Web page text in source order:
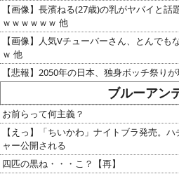
【画像】長濱ねる(27歳)の乳がヤバイと
ｗｗｗｗｗｗ 他
【画像】人気Vチューバーさん、とんで
ｗ 他
【悲報】2050年の日本、独身ボッチ祭り
ブルーアン
お前らって何主義？
【えっ】「ちいかわ」ナイトブラ発売。
ャー公開される
四匹の黒ね・・・こ？【再】